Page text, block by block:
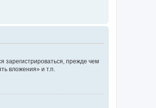
прежде чем
вложения» и т.п.